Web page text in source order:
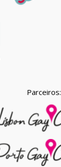
Parceiros: